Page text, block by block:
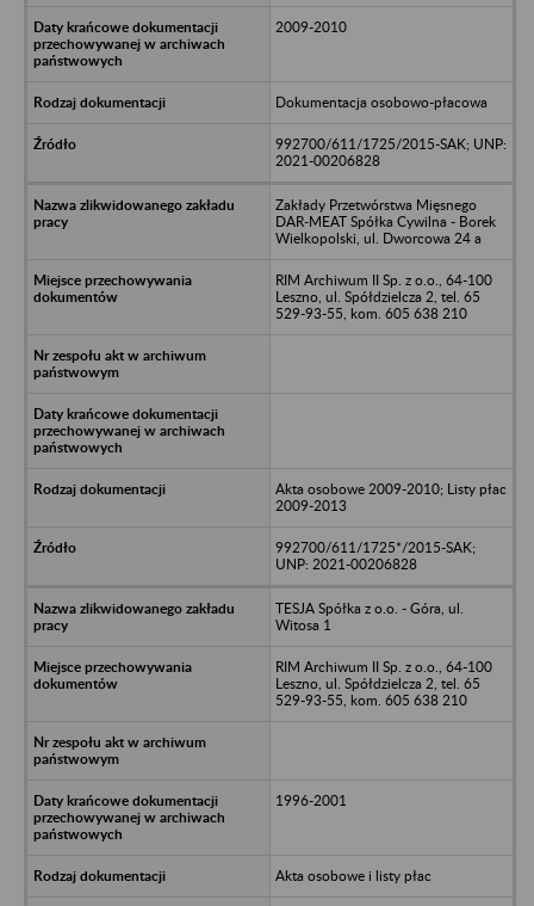
2009-2010
Dokumentacja osobowo-płacowa
992700/611/1725/2015-SAK; UNP:
2021-00206828
Zakłady Przetwórstwa Mięsnego
DAR-MEAT Spółka Cywilna - Borek
Wielkopolski, ul. Dworcowa 24 a
RIM Archiwum II Sp. z o.o., 64-100
Leszno, ul. Spółdzielcza 2, tel. 65
529-93-55, kom. 605 638 210
Akta osobowe 2009-2010; Listy płac
2009-2013
992700/611/1725*/2015-SAK;
UNP: 2021-00206828
TESJA Spółka z o.o. - Góra, ul.
Witosa 1
RIM Archiwum II Sp. z o.o., 64-100
Leszno, ul. Spółdzielcza 2, tel. 65
529-93-55, kom. 605 638 210
1996-2001
Akta osobowe i listy płac